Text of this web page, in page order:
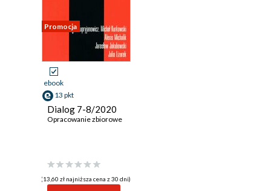
Promocja
ebook
13 pkt
Dialog 7-8/2020
Opracowanie zbiorowe
(13,60 zł najniższa cena z 30 dni)